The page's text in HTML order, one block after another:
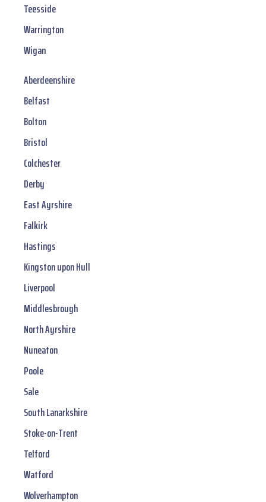
Teesside
Warrington
Wigan
Aberdeenshire
Belfast
Bolton
Bristol
Colchester
Derby
East Ayrshire
Falkirk
Hastings
Kingston upon Hull
Liverpool
Middlesbrough
North Ayrshire
Nuneaton
Poole
Sale
South Lanarkshire
Stoke-on-Trent
Telford
Watford
Wolverhampton